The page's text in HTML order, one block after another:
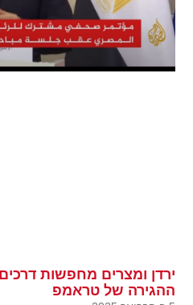
ירדן ומצרים מחפשות
ההגירה של טראמפ